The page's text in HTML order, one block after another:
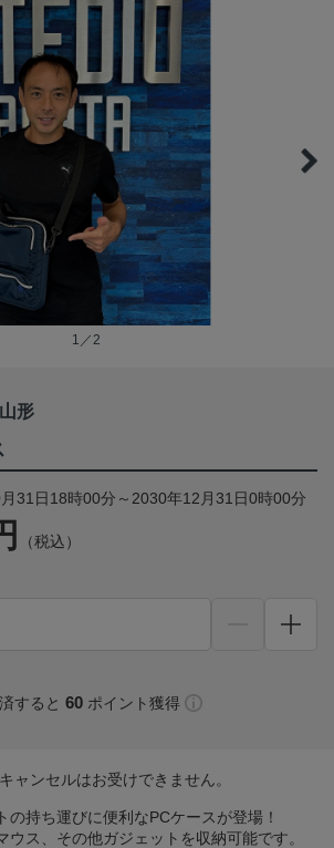
1／2
形
31日18時00分～2030年12月31日0時00分
（税込）
すると 60 ポイント獲得
ャンセルはお受けできません。
の持ち運びに便利なPCケースが登場！
ウス、その他ガジェットを収納可能です。